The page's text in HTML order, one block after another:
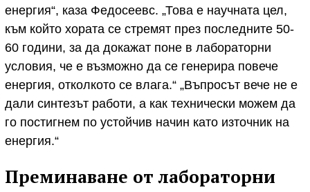
енергия“, каза Федосеевс. „Това е научната цел,
към който хората се стремят през последните 50-
60 години, за да докажат поне в лабораторни
условия, че е възможно да се генерира повече
енергия, отколкото се влага.“ „Въпросът вече не е
дали синтезът работи, а как технически можем да
го постигнем по устойчив начин като източник на
енергия.“
Преминаване от лабораторни